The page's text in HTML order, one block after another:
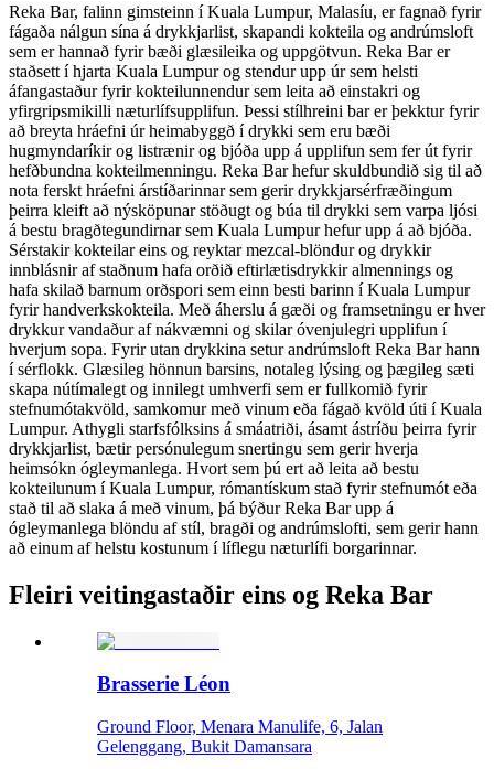
Reka Bar, falinn gimsteinn í Kuala Lumpur, Malasíu, er fagnað fyrir
fágaða nálgun sína á drykkjarlist, skapandi kokteila og andrúmsloft
sem er hannað fyrir bæði glæsileika og uppgötvun. Reka Bar er
staðsett í hjarta Kuala Lumpur og stendur upp úr sem helsti
áfangastaður fyrir kokteilunnendur sem leita að einstakri og
yfirgripsmikilli næturlífsupplifun. Þessi stílhreini bar er þekktur fyrir
að breyta hráefni úr heimabyggð í drykki sem eru bæði
hugmyndaríkir og listrænir og bjóða upp á upplifun sem fer út fyrir
hefðbundna kokteilmenningu. Reka Bar hefur skuldbundið sig til að
nota ferskt hráefni árstíðarinnar sem gerir drykkjarsérfræðingum
þeirra kleift að nýsköpunar stöðugt og búa til drykki sem varpa ljósi
á bestu bragðtegundirnar sem Kuala Lumpur hefur upp á að bjóða.
Sérstakir kokteilar eins og reyktar mezcal-blöndur og drykkir
innblásnir af staðnum hafa orðið eftirlætisdrykkir almennings og
hafa skilað barnum orðspori sem einn besti barinn í Kuala Lumpur
fyrir handverkskokteila. Með áherslu á gæði og framsetningu er hver
drykkur vandaður af nákvæmni og skilar óvenjulegri upplifun í
hverjum sopa. Fyrir utan drykkina setur andrúmsloft Reka Bar hann
í sérflokk. Glæsileg hönnun barsins, notaleg lýsing og þægileg sæti
skapa nútímalegt og innilegt umhverfi sem er fullkomið fyrir
stefnumótakvöld, samkomur með vinum eða fágað kvöld úti í Kuala
Lumpur. Athygli starfsfólksins á smáatriði, ásamt ástríðu þeirra fyrir
drykkjarlist, bætir persónulegum snertingu sem gerir hverja
heimsókn ógleymanlega. Hvort sem þú ert að leita að bestu
kokteilunum í Kuala Lumpur, rómantískum stað fyrir stefnumót eða
stað til að slaka á með vinum, þá býður Reka Bar upp á
ógleymanlega blöndu af stíl, bragði og andrúmslofti, sem gerir hann
að einum af helstu kostunum í líflegu næturlífi borgarinnar.
Fleiri veitingastaðir eins og Reka Bar
Brasserie Léon
Ground Floor, Menara Manulife, 6, Jalan
Gelenggang, Bukit Damansara